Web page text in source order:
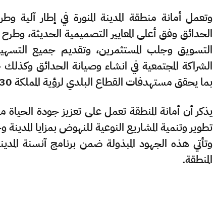
وتعمل أمانة منطقة المدينة المنورة في إطار آلية
الحدائق وفق أعلى المعايير التصميمية الحديثة،
التسويق وجلب المستثمرين، وتقديم جميع
الشراكة المجتمعية في انشاء وصيانة الحدائق
بما يحقق مستهدفات القطاع البلدي لرؤية المملكة 2030م.
يذكر أن أمانة المنطقة تعمل على تعزيز جودة
تطوير وتنمية المشاريع النوعية للنهوض بمزايا المدينة
وتأتي هذه الجهود المبذولة ضمن برنامج آنسنة
المنطقة.